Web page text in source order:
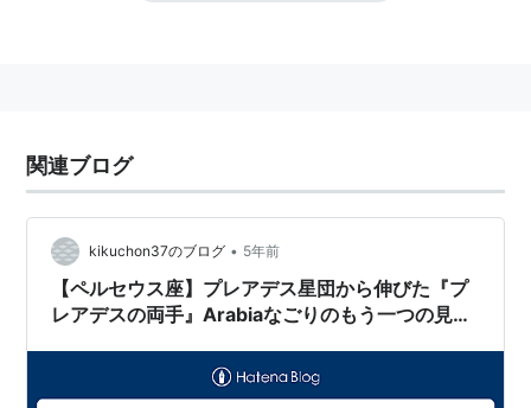
語化されます。
対象プラグインのプロパティファイルやクラスファ
言語パック (Language Pack) を入れた場合、その部
分に関しては言語パックが優先されます。
JDK の標準 API Javadoc ホバーを日本語化します。
ヘルプは日本語化されません。
実際はプラグインではなく、AOP を利用した翻訳コ
関連ブログ
kikuchon37のブログ • 5年前
【ペルセウス座】プレアデス星団から伸びた『プ
レアデスの両手』Arabiaなごりのもう一つの見つ
だろうか【#31 天体カタログ】